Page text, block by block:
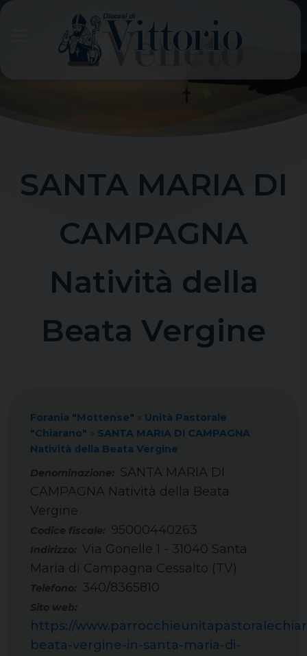
SANTA MARIA DI
CAMPAGNA
Natività della
Beata Vergine
Forania "Mottense" » Unità Pastorale
"Chiarano" » SANTA MARIA DI CAMPAGNA
Natività della Beata Vergine
SANTA MARIA DI
CAMPAGNA Natività della Beata
Vergine
Codice fiscale: 95000440263
Telefono: 340/8365810
Sito web:
https://
beata-vergine-in-santa-maria-di-
Indirizzo: Via Gonelle 1 - 31040 Santa
Maria di Campagna Cessalto (TV)